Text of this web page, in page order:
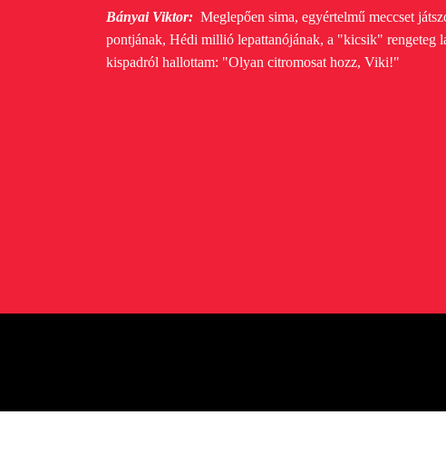
Bányai Viktor: Meglepően sima, egyértelmű meccset
pontjának, Hédi millió lepattanójának, a "kicsik" rengeteg
kispadról hallottam: "Olyan citromosat hozz, Viki!"